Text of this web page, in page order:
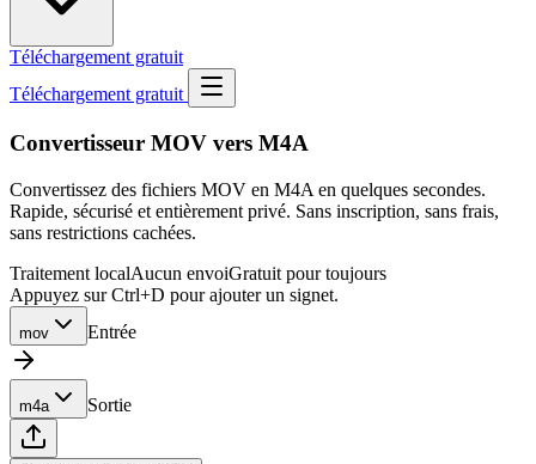
Téléchargement gratuit
Téléchargement gratuit
Convertisseur MOV vers M4A
Convertissez des fichiers MOV en M4A en quelques secondes.
Rapide, sécurisé et entièrement privé. Sans inscription, sans frais,
sans restrictions cachées.
Traitement localAucun envoiGratuit pour toujours
Appuyez sur Ctrl+D pour ajouter un signet.
mov Entrée
m4a Sortie